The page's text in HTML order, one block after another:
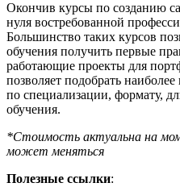
Окончив курсы по созданию
нуля востребованной
Большинство таких курсов
обучения получить первые
работающие проекты для
позволяет подобрать
по специализации, формату,
обучения.
*Стоимость актуальна на
может меняться
Полезные ссылки: